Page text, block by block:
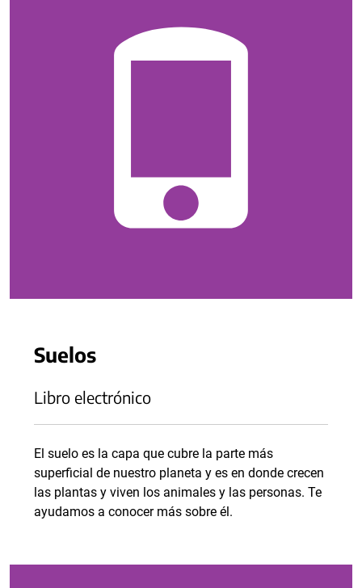
Suelos
Libro electrónico
El suelo es la capa que cubre la parte más
superficial de nuestro planeta y es en donde crecen
las plantas y viven los animales y las personas. Te
ayudamos a conocer más sobre él.